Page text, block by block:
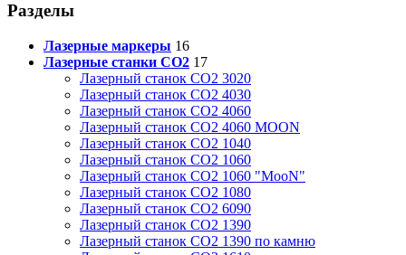
Разделы
Лазерные маркеры 16
Лазерные станки CO2 17
Лазерный станок СО2 3020
Лазерный станок СО2 4030
Лазерный станок СО2 4060
Лазерный станок СО2 4060 MOON
Лазерный станок СО2 1040
Лазерный станок СО2 1060
Лазерный станок СО2 1060 "MooN"
Лазерный станок СО2 1080
Лазерный станок СО2 6090
Лазерный станок СО2 1390
Лазерный станок СО2 1390 по камню